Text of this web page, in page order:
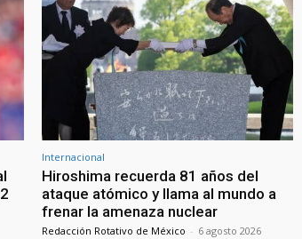
Internacional
Hiroshima recuerda 81 años del
ataque atómico y llama al mundo a
frenar la amenaza nuclear
Redacción Rotativo de México - 6 agosto 2026